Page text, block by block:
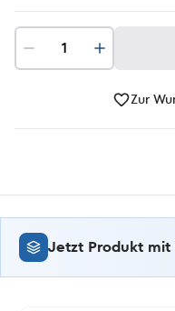
Zur
Jetzt Produkt